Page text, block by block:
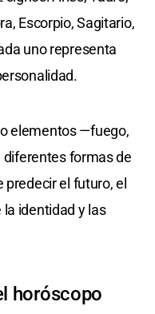
Escorpio, Sagitario,
uno representa
elementos —fuego,
formas de
predecir el futuro, el
identidad y las
horóscopo